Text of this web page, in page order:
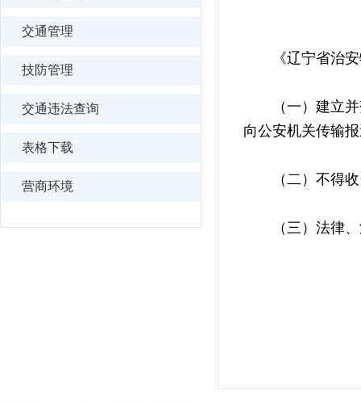
交通管理
技防管理
交通违法查询
表格下载
营商环境
《辽宁省治安
（一）建立并
向公安机关传输
（二）不得收
（三）法律、